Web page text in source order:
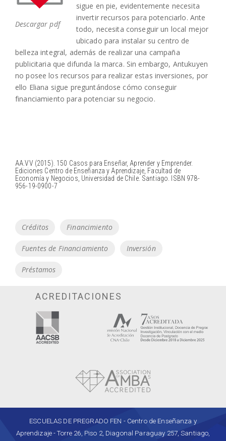
Descargar pdf
sigue en pie, evidentemente necesita
invertir recursos para potenciarlo. Ante
todo, necesita conseguir un local mejor
ubicado para instalar su centro de
belleza integral, además de realizar una campaña
publicitaria que difunda la marca. Sin embargo, Antukuyen
no posee los recursos para realizar estas inversiones, por
ello Eliana sigue preguntándose cómo conseguir
financiamiento para potenciar su negocio.
AA.VV (2015). 150 Casos para Enseñar, Aprender y Emprender.
Ediciones Centro de Enseñanza y Aprendizaje, Facultad de
Economía y Negocios, Universidad de Chile. Santiago. ISBN 978-
956-19-0900-7
Tags
Créditos Financimiento
Fuentes de Financiamiento Inversión
Préstamos
ACREDITACIONES
ESCUELAS DE PREGRADO FEN - Centro de Enseñanza y
Aprendizaje - Torre 26, Piso 2, Diagonal Paraguay 257, Santiago,